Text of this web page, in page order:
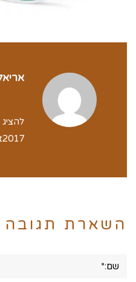
השארת תגובה